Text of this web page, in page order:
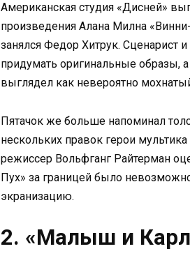
Американская студия «Дисней»
произведения Алана Милна
занялся Федор Хитрук. Сценарист
придумать оригинальные образы,
выглядел как невероятно
Пятачок же больше напоминал
нескольких правок герои
режиссер Вольфганг Райтерман
Пух» за границей было
экранизацию.
2. «Малыш и